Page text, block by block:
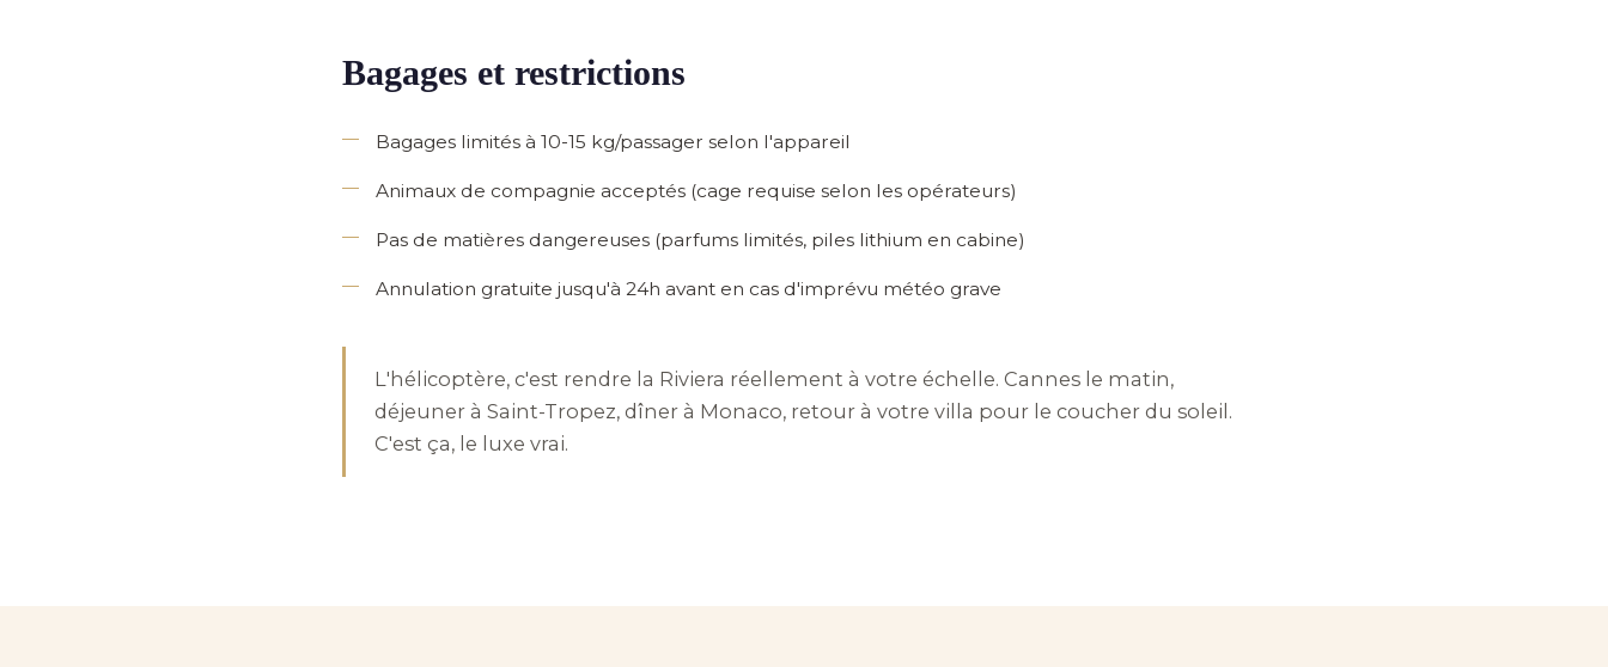
Bagages et restrictions
Bagages limités à 10-15 kg/passager selon l'appareil
Animaux de compagnie acceptés (cage requise selon les opérateurs)
Pas de matières dangereuses (parfums limités, piles lithium en cabine)
Annulation gratuite jusqu'à 24h avant en cas d'imprévu météo grave
L'hélicoptère, c'est rendre la Riviera réellement à votre échelle. Cannes le matin,
déjeuner à Saint-Tropez, dîner à Monaco, retour à votre villa pour le coucher du soleil.
C'est ça, le luxe vrai.